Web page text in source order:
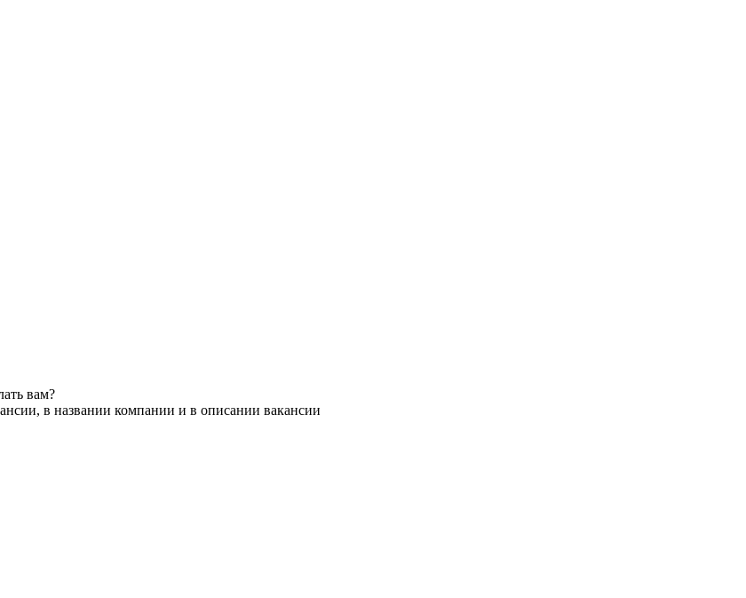
вам?
в названии компании и в описании вакансии